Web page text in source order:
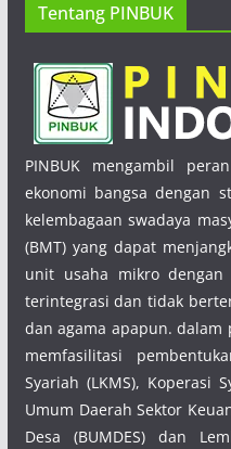
Tentang PINBUK
PINBUK mengambil
ekonomi bangsa dengan
kelembagaan swadaya
(BMT) yang dapat
unit usaha mikro dengan
terintegrasi dan tidak
dan agama apapun. dalam
memfasilitasi
Syariah (LKMS), Koperasi
Umum Daerah Sektor
Desa (BUMDES) dan